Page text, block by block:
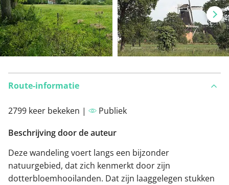
Route-informatie
2799 keer bekeken |
Publiek
Beschrijving door de auteur
Deze wandeling voert langs een bijzonder
natuurgebied, dat zich kenmerkt door zijn
dotterbloemhooilanden. Dat zijn laaggelegen stukken